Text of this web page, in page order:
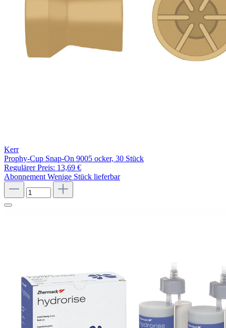
Kerr
Prophy-Cup Snap-On 9005 ocker, 30 Stück
Regulärer Preis: 13,69 €
Abonnement Wenige Stück lieferbar